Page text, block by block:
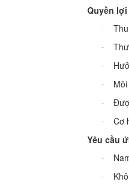
Quyền lợi
·
·
·
·
·
·
Cơ
Yêu cầu
·
·